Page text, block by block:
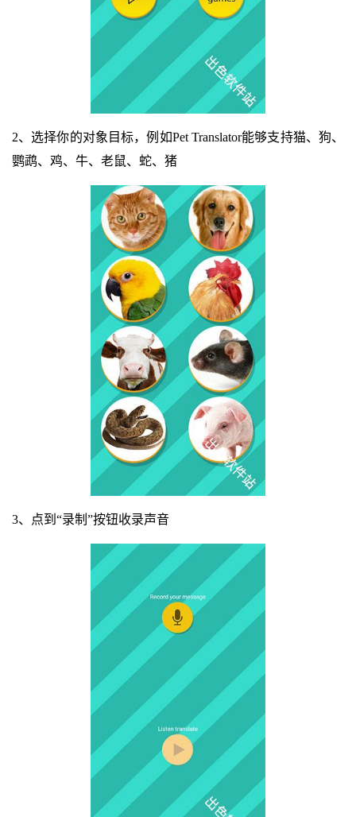
2、选择你的对象目标，例如Pet Translator能够支持猫、狗、
鹦鹉、鸡、牛、老鼠、蛇、猪
3、点到“录制”按钮收录声音